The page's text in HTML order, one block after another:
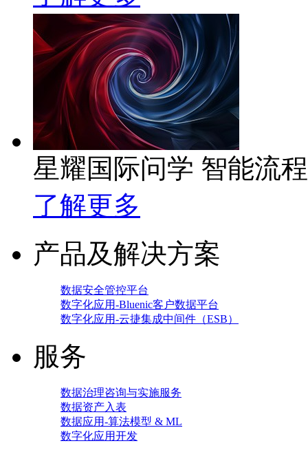
星耀国际问学 智能流
了解更多
产品及解决方案
数据安全管控平台
数字化应用-Bluenic客户数据平台
数字化应用-云捷集成中间件（ESB）
服务
数据治理咨询与实施服务
数据资产入表
数据应用-算法模型 & ML
数字化应用开发